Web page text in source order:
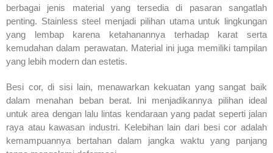
berbagai jenis material yang tersedia di pasaran sangatlah
penting. Stainless steel menjadi pilihan utama untuk lingkungan
yang lembap karena ketahanannya terhadap karat serta
kemudahan dalam perawatan. Material ini juga memiliki tampilan
yang lebih modern dan estetis.
Besi cor, di sisi lain, menawarkan kekuatan yang sangat baik
dalam menahan beban berat. Ini menjadikannya pilihan ideal
untuk area dengan lalu lintas kendaraan yang padat seperti jalan
raya atau kawasan industri. Kelebihan lain dari besi cor adalah
kemampuannya bertahan dalam jangka waktu yang panjang